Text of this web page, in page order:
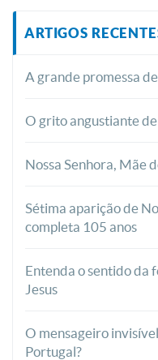
ARTIGOS
A grande promessa
O grito angustiante de
Nossa Senhora, Mãe
Sétima aparição de
completa 105 anos
Entenda o sentido da
Jesus
O mensageiro
Portugal?